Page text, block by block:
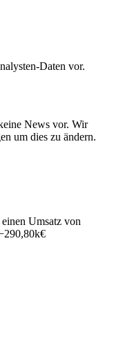
Daten vor.
News vor. Wir
um dies zu ändern.
Umsatz von
290,80k€